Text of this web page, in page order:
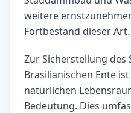
weitere
Fortbestand dieser Art.
Zur Sicherstellung des
Brasilianischen Ente
natürlichen
Bedeutung. Dies